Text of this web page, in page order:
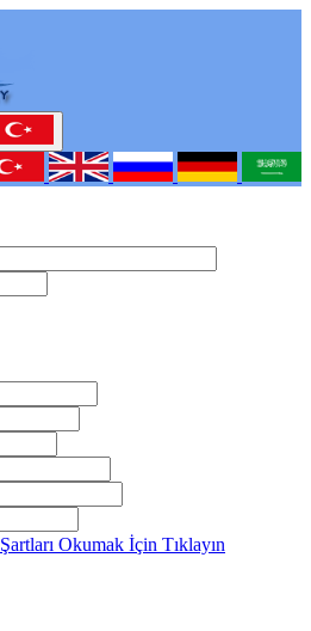
Şartları Okumak İçin Tıklayın